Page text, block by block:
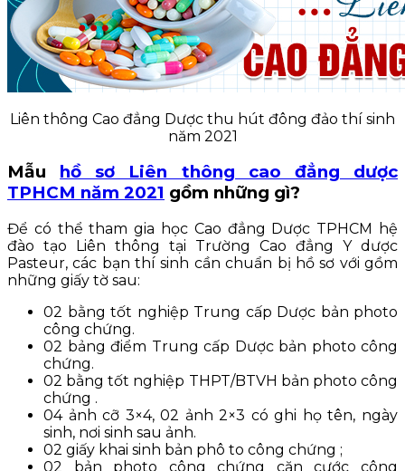
Liên thông Cao đẳng Dược thu hút đông đảo thí sinh
năm 2021
Mẫu hồ sơ Liên thông cao đẳng dược
TPHCM năm 2021 gồm những gì?
Để có thể tham gia học Cao đẳng Dược TPHCM hệ
đào tạo Liên thông tại Trường Cao đẳng Y dược
Pasteur, các bạn thí sinh cần chuẩn bị hồ sơ với gồm
những giấy tờ sau:
02 bằng tốt nghiệp Trung cấp Dược bản photo
công chứng.
02 bảng điểm Trung cấp Dược bản photo công
chứng.
02 bằng tốt nghiệp THPT/BTVH bản photo công
chứng .
04 ảnh cỡ 3×4, 02 ảnh 2×3 có ghi họ tên, ngày
sinh, nơi sinh sau ảnh.
02 giấy khai sinh bản phô to công chứng ;
02 bản photo công chứng căn cước công